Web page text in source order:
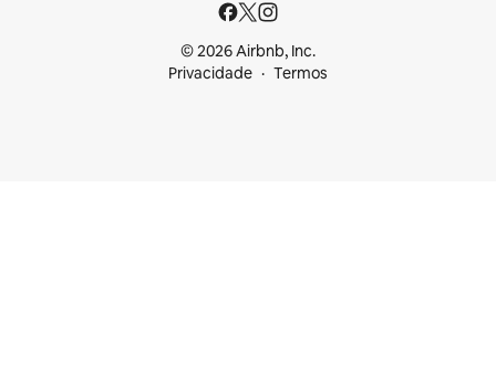
© 2026 Airbnb, Inc.
Privacidade
Termos